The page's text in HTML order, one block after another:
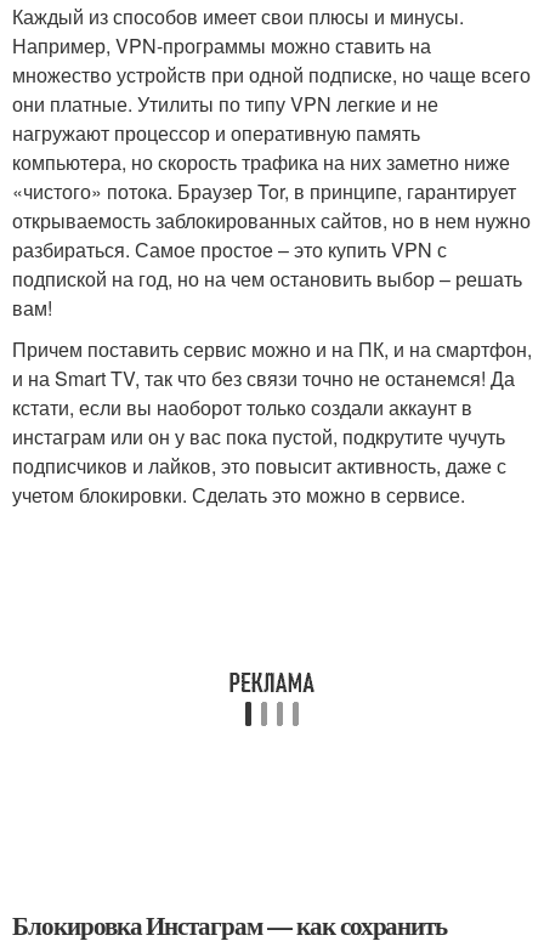
Каждый из способов имеет свои плюсы и минусы.
Например, VPN-программы можно ставить на
множество устройств при одной подписке, но чаще всего
они платные. Утилиты по типу VPN легкие и не
нагружают процессор и оперативную память
компьютера, но скорость трафика на них заметно ниже
«чистого» потока. Браузер Tor, в принципе, гарантирует
открываемость заблокированных сайтов, но в нем нужно
разбираться. Самое простое – это купить VPN с
подпиской на год, но на чем остановить выбор – решать
вам!
Причем поставить сервис можно и на ПК, и на смартфон,
и на Smart TV, так что без связи точно не останемся! Да
кстати, если вы наоборот только создали аккаунт в
инстаграм или он у вас пока пустой, подкрутите чучуть
подписчиков и лайков, это повысит активность, даже с
учетом блокировки. Сделать это можно в сервисе.
Блокировка Инстаграм — как сохранить